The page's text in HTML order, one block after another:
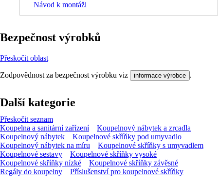
Návod k montáži
Bezpečnost výrobků
Přeskočit oblast
Zodpovědnost za bezpečnost výrobku viz informace výrobce .
Další kategorie
Přeskočit seznam
Koupelna a sanitární zařízení
Koupelnový nábytek a zrcadla
Koupelnový nábytek
Koupelnové skříňky pod umyvadlo
Koupelnový nábytek na míru
Koupelnové skříňky s umyvadlem
Koupelnové sestavy
Koupelnové skříňky vysoké
Koupelnové skříňky nízké
Koupelnové skříňky závěsné
Regály do koupelny
Příslušenství pro koupelnové skříňky